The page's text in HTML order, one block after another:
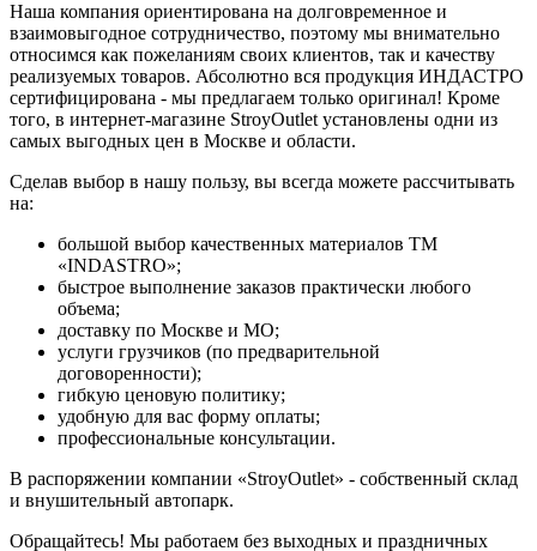
Наша компания ориентирована на долговременное и
взаимовыгодное сотрудничество, поэтому мы внимательно
относимся как пожеланиям своих клиентов, так и качеству
реализуемых товаров. Абсолютно вся продукция ИНДАСТРО
сертифицирована - мы предлагаем только оригинал! Кроме
того, в интернет-магазине StroyOutlet установлены одни из
самых выгодных цен в Москве и области.
Сделав выбор в нашу пользу, вы всегда можете рассчитывать
на:
большой выбор качественных материалов ТМ
«INDASTRO»;
быстрое выполнение заказов практически любого
объема;
доставку по Москве и МО;
услуги грузчиков (по предварительной
договоренности);
гибкую ценовую политику;
удобную для вас форму оплаты;
профессиональные консультации.
В распоряжении компании «StroyOutlet» - собственный склад
и внушительный автопарк.
Обращайтесь! Мы работаем без выходных и праздничных